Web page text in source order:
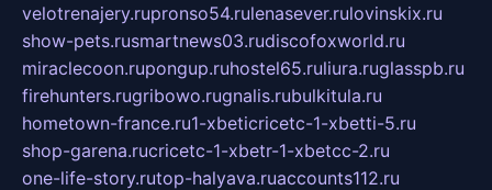
velotrenajery.rupronso54.rulenasever.rulovinskix.ru
show-pets.rusmartnews03.rudiscofoxworld.ru
miraclecoon.rupongup.ruhostel65.ruliura.ruglasspb.ru
firehunters.rugribowo.rugnalis.rubulkitula.ru
hometown-france.ru1-xbeticricetc-1-xbetti-5.ru
shop-garena.rucricetc-1-xbetr-1-xbetcc-2.ru
one-life-story.rutop-halyava.ruaccounts112.ru